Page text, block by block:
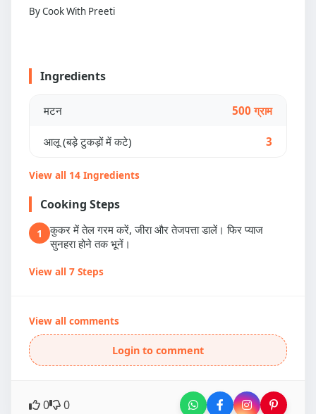
By Cook With Preeti
Ingredients
मटन 500 ग्राम
आलू (बड़े टुकड़ों में कटे) 3
View all 14 Ingredients
Cooking Steps
1
कुकर में तेल गरम करें, जीरा और तेजपत्ता डालें। फिर प्याज
सुनहरा होने तक भूनें।
View all 7 Steps
View all comments
Login to comment
0 0